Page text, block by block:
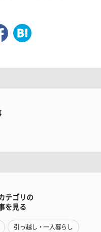
テゴリの
を見る
引っ越し・一人暮らし